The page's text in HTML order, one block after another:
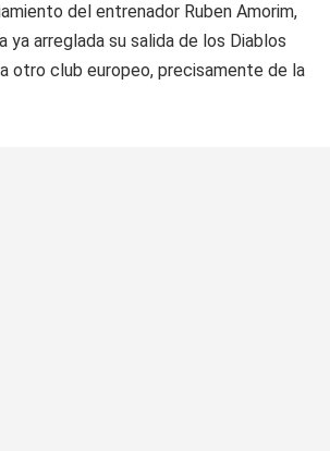
del entrenador Ruben Amorim,
ya arreglada su salida de los Diablos
otro club europeo, precisamente de la